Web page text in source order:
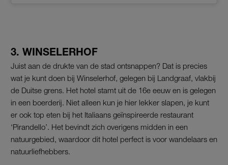
3. WINSELERHOF
Juist aan de drukte van de stad ontsnappen? Dat is precies
wat je kunt doen bij Winselerhof, gelegen bij Landgraaf, vlakbij
de Duitse grens. Het hotel stamt uit de 16e eeuw en is gelegen
in een boerderij. Niet alleen kun je hier lekker slapen, je kunt
er ook top eten bij het Italiaans geïnspireerde restaurant
‘Pirandello’. Het bevindt zich overigens midden in een
natuurgebied, waardoor dit hotel perfect is voor wandelaars en
natuurliefhebbers.